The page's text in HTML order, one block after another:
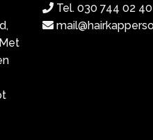
Tel. 030 744 02 40